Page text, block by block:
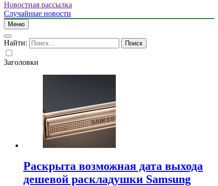
Новостная рассылка
Случайные новости
Меню
Найти:
Заголовки
Раскрыта возможная дата выхода
дешевой раскладушки Samsung